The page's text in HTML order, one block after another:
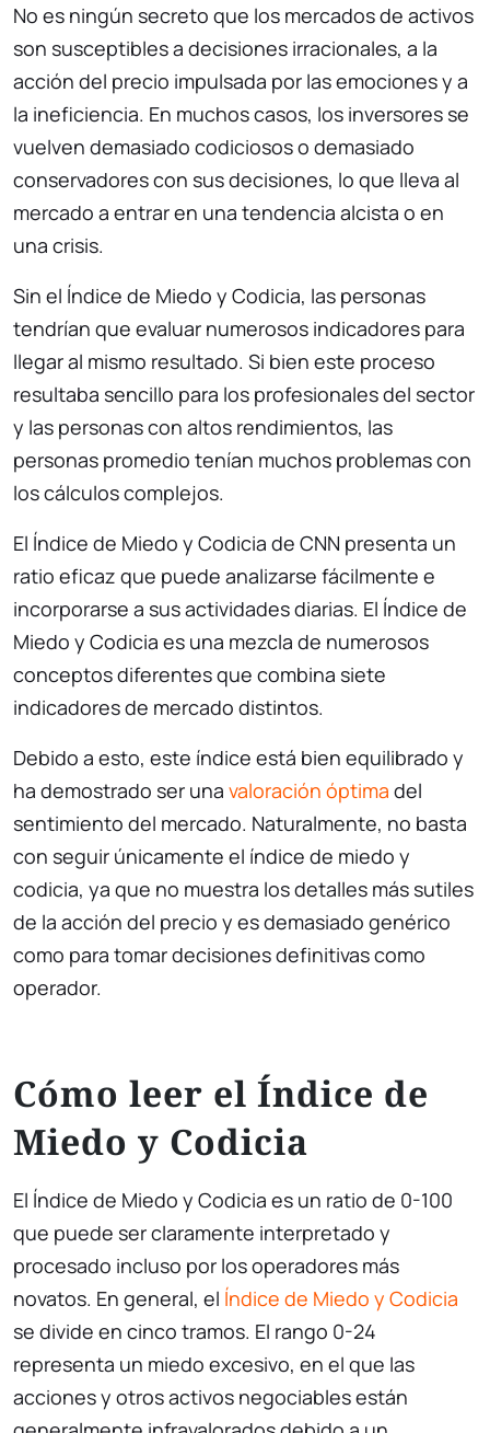
No es ningún secreto que los mercados de activos
son susceptibles a decisiones irracionales, a la
acción del precio impulsada por las emociones y a
la ineficiencia. En muchos casos, los inversores se
vuelven demasiado codiciosos o demasiado
conservadores con sus decisiones, lo que lleva al
mercado a entrar en una tendencia alcista o en
una crisis.
Sin el Índice de Miedo y Codicia, las personas
tendrían que evaluar numerosos indicadores para
llegar al mismo resultado. Si bien este proceso
resultaba sencillo para los profesionales del sector
y las personas con altos rendimientos, las
personas promedio tenían muchos problemas con
los cálculos complejos.
El Índice de Miedo y Codicia de CNN presenta un
ratio eficaz que puede analizarse fácilmente e
incorporarse a sus actividades diarias. El Índice de
Miedo y Codicia es una mezcla de numerosos
conceptos diferentes que combina siete
indicadores de mercado distintos.
Debido a esto, este índice está bien equilibrado y
ha demostrado ser una valoración óptima del
sentimiento del mercado. Naturalmente, no basta
con seguir únicamente el índice de miedo y
codicia, ya que no muestra los detalles más sutiles
de la acción del precio y es demasiado genérico
como para tomar decisiones definitivas como
operador.
Cómo leer el Índice de
Miedo y Codicia
El Índice de Miedo y Codicia es un ratio de 0-100
que puede ser claramente interpretado y
procesado incluso por los operadores más
novatos. En general, el Índice de Miedo y Codicia
se divide en cinco tramos. El rango 0-24
representa un miedo excesivo, en el que las
acciones y otros activos negociables están